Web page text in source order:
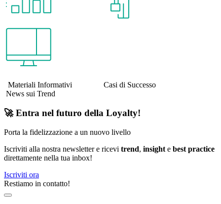
Materiali Informativi Casi di Successo
News sui Trend
🚀 Entra nel futuro della Loyalty!
Porta la fidelizzazione a un nuovo livello
Iscriviti alla nostra newsletter e ricevi trend, insight e best practice
direttamente nella tua inbox!
Iscriviti ora
Restiamo in contatto!